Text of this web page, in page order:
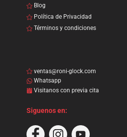
Blog
Política de Privacidad
Términos y condiciones
ventas@roni-glock.com
Whatsapp
Visitanos con previa cita
Siguenos en: